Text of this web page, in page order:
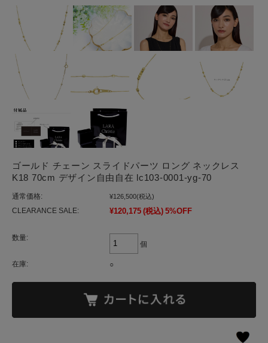
ゴールド チェーン スライドパーツ ロング ネックレス
K18 70cm デザイン自由自在 lc103-0001-yg-70
通常価格: ¥126,500(税込)
CLEARANCE SALE: ¥120,175 (税込) 5%OFF
数量:
個
在庫: ○